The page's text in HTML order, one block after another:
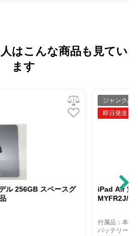
はこんな商品も見てい
ます
Air 第4世代 Wi-Fiモデル 64GB グリー
A ジャンク品